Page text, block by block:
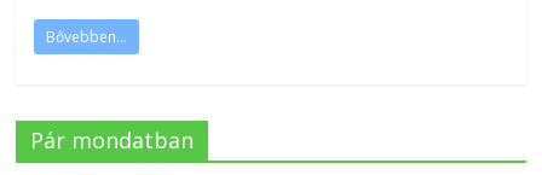
Bővebben...
Pár mondatban